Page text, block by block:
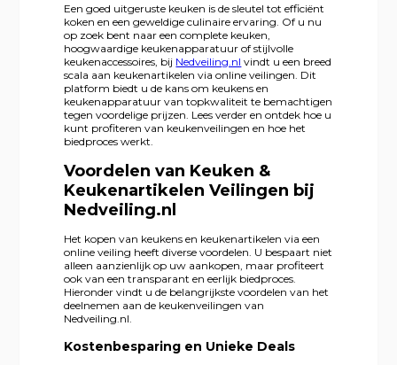
Een goed uitgeruste keuken is de sleutel tot efficiënt
koken en een geweldige culinaire ervaring. Of u nu
op zoek bent naar een complete keuken,
hoogwaardige keukenapparatuur of stijlvolle
keukenaccessoires, bij Nedveiling.nl vindt u een breed
scala aan keukenartikelen via online veilingen. Dit
platform biedt u de kans om keukens en
keukenapparatuur van topkwaliteit te bemachtigen
tegen voordelige prijzen. Lees verder en ontdek hoe u
kunt profiteren van keukenveilingen en hoe het
biedproces werkt.
Voordelen van Keuken &
Keukenartikelen Veilingen bij
Nedveiling.nl
Het kopen van keukens en keukenartikelen via een
online veiling heeft diverse voordelen. U bespaart niet
alleen aanzienlijk op uw aankopen, maar profiteert
ook van een transparant en eerlijk biedproces.
Hieronder vindt u de belangrijkste voordelen van het
deelnemen aan de keukenveilingen van
Nedveiling.nl.
Kostenbesparing en Unieke Deals